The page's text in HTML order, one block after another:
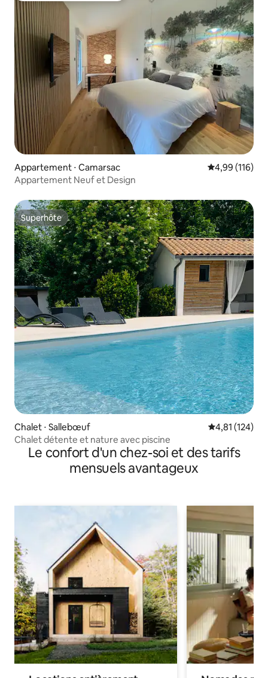
Appartement ⋅ Camarsac Évaluation
4,99 (116)
Appartement Neuf et Design
Superhôte
Superhôte
Chalet ⋅ Sallebœuf Évaluation
4,81 (124)
Chalet détente et nature avec piscine
Le confort d'un chez-soi et des tarifs
mensuels avantageux